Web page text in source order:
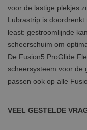
voor de lastige plekjes
Lubrastrip is
least: gestroomlijnde
scheerschuim om
De Fusion5 ProGlide
scheersysteem voor de
passen ook op alle
VEEL GESTELDE